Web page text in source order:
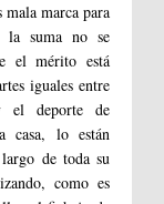
mala marca para
la suma no se
el mérito está
iguales entre
deporte de
casa, lo están
de toda su
como es